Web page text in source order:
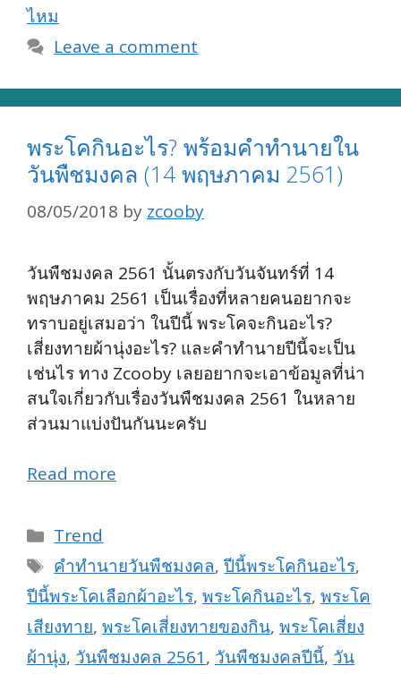
ไหม
Leave a comment
พระโคกินอะไร? พร้อมคำทำนายใน
วันพืชมงคล (14 พฤษภาคม 2561)
08/05/2018 by zcooby
วันพืชมงคล 2561 นั้นตรงกับวันจันทร์ที่ 14
พฤษภาคม 2561 เป็นเรื่องที่หลายคนอยากจะ
ทราบอยู่เสมอว่า ในปีนี้ พระโคจะกินอะไร?
เสี่ยงทายผ้านุ่งอะไร? และคำทำนายปีนี้จะเป็น
เช่นไร ทาง Zcooby เลยอยากจะเอาข้อมูลที่น่า
สนใจเกี่ยวกับเรื่องวันพืชมงคล 2561 ในหลาย
ส่วนมาแบ่งปันกันนะครับ
Read more
Categories
Trend
Tags
คำทำนายวันพืชมงคล,ปีนี้พระโคกินอะไร,
ปีนี้พระโคเลือกผ้าอะไร, พระโคกินอะไร, พระโค
เสียงทาย, พระโคเสี่ยงทายของกิน, พระโคเสี่ยง
ผ้านุ่ง, วันพืชมงคล 2561, วันพืชมงคลปีนี้, วัน